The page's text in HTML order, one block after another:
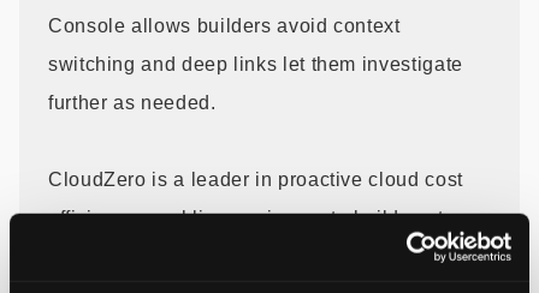
Console allows builders avoid context
switching and deep links let them investigate
further as needed.
CloudZero is a leader in proactive cloud cost
efficiency, enabling engineers to build cost-
efficient software without slowing down